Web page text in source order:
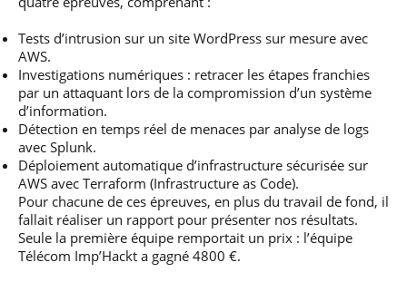
Tests d’intrusion sur un site WordPress sur mesure avec
AWS.
Investigations numériques : retracer les étapes franchies
par un attaquant lors de la compromission d’un système
d’information.
Détection en temps réel de menaces par analyse de logs
avec Splunk.
Déploiement automatique d’infrastructure sécurisée sur
AWS avec Terraform (Infrastructure as Code).
Pour chacune de ces épreuves, en plus du travail de fond, il
fallait réaliser un rapport pour présenter nos résultats.
Seule la première équipe remportait un prix : l’équipe
Télécom Imp’Hackt a gagné 4800 €.